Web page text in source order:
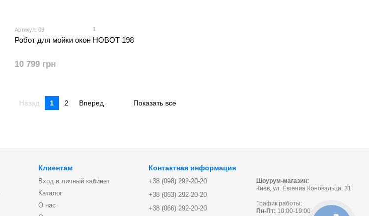
Артикул: 09 1
Робот для мойки окон HOBOT 198
10 799 грн
Назад 1 2 Вперед Показать все
Клиентам
Вход в личный кабинет
Каталог
О нас
Контактная информация
+38 (098) 292-20-20
+38 (063) 292-20-20
+38 (066) 292-20-20
Шоурум-магазин:
Киев, ул. Евгения Коновальца, 31
График работы:
Пн-Пт: 10:00-19:00